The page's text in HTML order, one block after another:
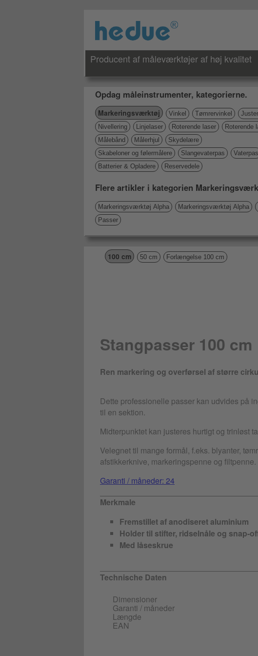
Producent af måleværktøjer af høj kvalitet
Opdag måleinstrumenter, kategorierne.
Markeringsværktøj Vinkel Tømrervinkel
Nivellering
Linjelaser Roterende laser Roterende
Målebånd
Målerhjul
Skydelære
Skabeloner og følermålere
Slangevaterpas Vaterpas
Batterier & Opladere
Reservedele
Flere artikler i kategorien
Markeringsværktøj Alpha Markeringsværktøj Alpha
Passer
100 cm 50 cm Forlængelse 100 cm
Stangpasser 100 cm
Ren markering og overførsel af større
Dette professionelle passer kan udvides på
til en sektion.
Midterpunktet kan justeres hurtigt og trinløst
Velegnet til mange formål, f.eks. blyanter,
afstikkerknive, markeringspenne og filtpenne.
Garanti / måneder: 24
Merkmale
Fremstillet af anodiseret aluminium
Holder til stifter, ridselnåle og snap-
Med låseskrue
Technische Daten
Dimensioner
Garanti / måneder
Længde
EAN